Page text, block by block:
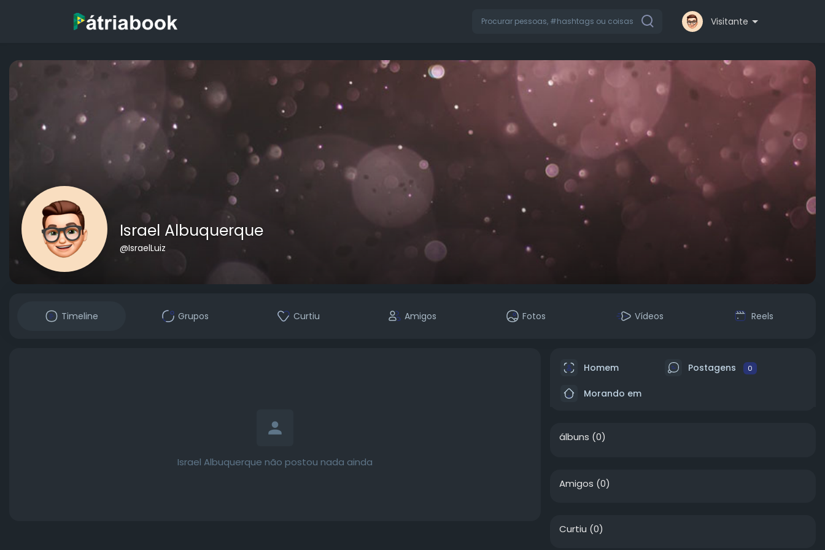
Visitante
Israel Albuquerque
@IsraelLuiz
Timeline Grupos Curtiu Amigos Fotos Vídeos Reels
Israel Albuquerque não postou nada ainda
Homem Postagens 0
Morando em
álbuns (0)
Amigos (0)
Curtiu (0)